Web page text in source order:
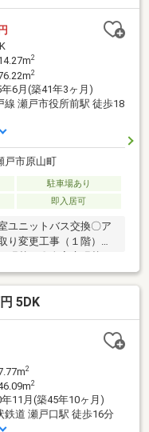
2
2
年6月(築41年3ヶ月)
線 瀬戸市役所前駅 徒歩18
戸市原山町
駐車場あり
即入居可
ユニットバス交換〇ア
り変更工事（１階）〇
ハウスクリーニング
ルシア 約７分☆
約１２分☆ドミー
３分
5DK
2
2
年11月(築45年10ヶ月)
鉄道 瀬戸口駅 徒歩16分